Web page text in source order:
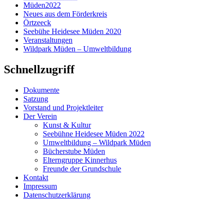
Müden2022
Neues aus dem Förderkreis
Örtzeeck
Seebühe Heidesee Müden 2020
Veranstaltungen
Wildpark Müden – Umweltbildung
Schnellzugriff
Dokumente
Satzung
Vorstand und Projektleiter
Der Verein
Kunst & Kultur
Seebühne Heidesee Müden 2022
Umweltbildung – Wildpark Müden
Bücherstube Müden
Elterngruppe Kinnerhus
Freunde der Grundschule
Kontakt
Impressum
Datenschutzerklärung